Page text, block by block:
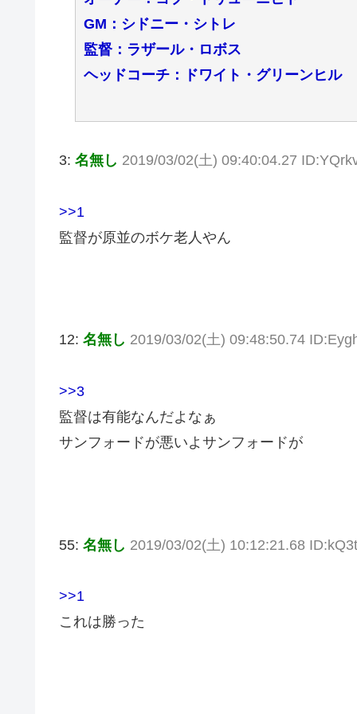
GM：シドニー・シトレ
監督：ラザール・ロボス
ヘッドコーチ：ドワイト・グリーンヒル
3: 名無し 2019/03/02(土) 09:40:04.27
>>1
監督が原並のボケ老人やん
12: 名無し 2019/03/02(土) 09:48:50.74
>>3
監督は有能なんだよなぁ
サンフォードが悪いよサンフォードが
55: 名無し 2019/03/02(土) 10:12:21.68
>>1
これは勝った